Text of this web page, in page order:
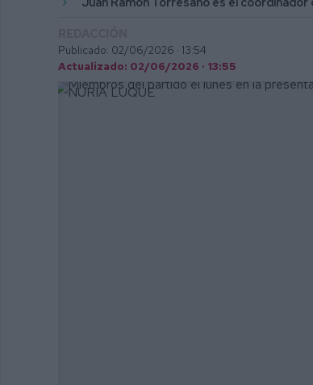
Publicado: 02/06/2026 · 13:54
Actualizado: 02/06/2026 · 13:55